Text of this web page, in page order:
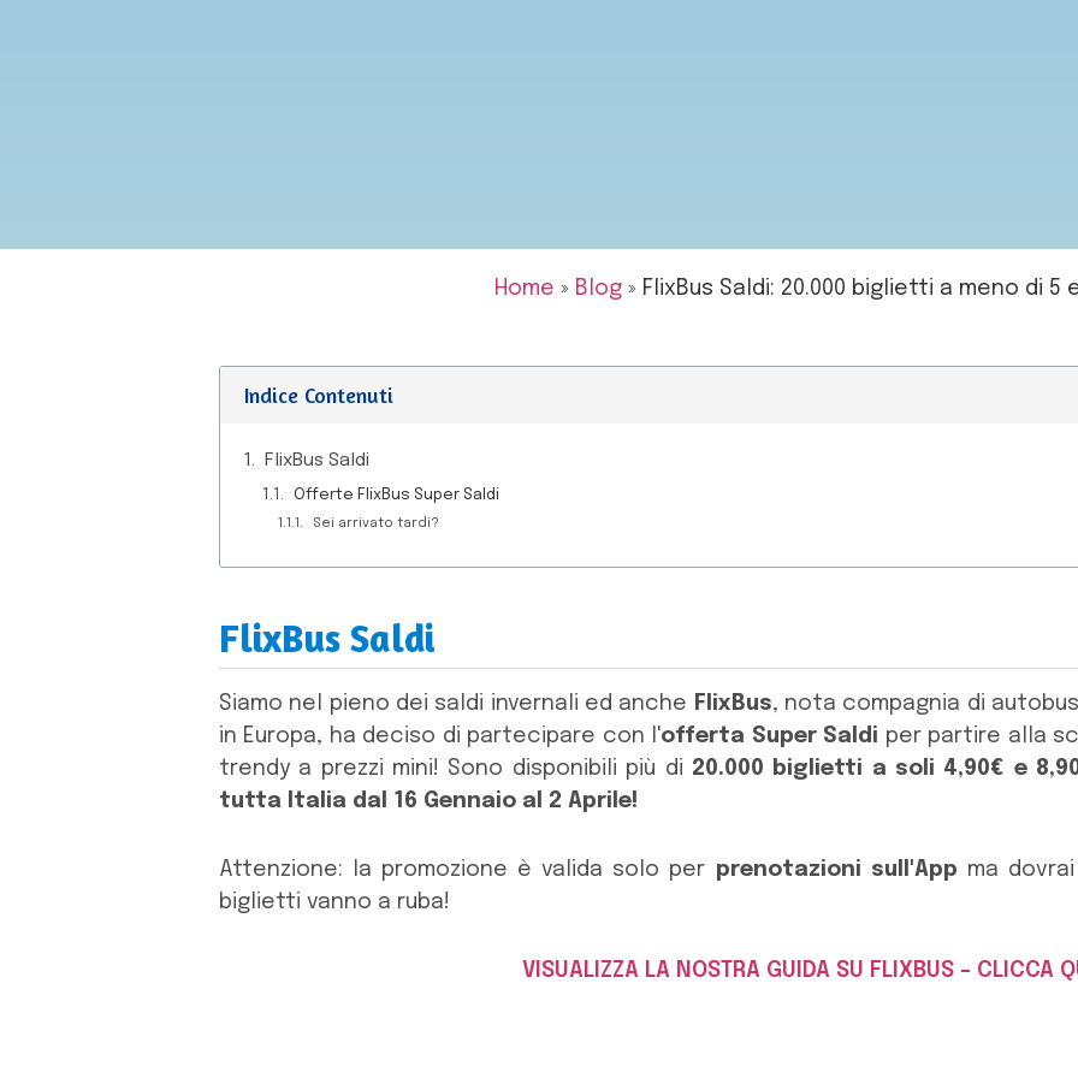
Home » Blog » FlixBus Saldi: 20.000 biglietti a meno di 5
Indice Contenuti
FlixBus Saldi
Offerte FlixBus Super Saldi
Sei arrivato tardi?
FlixBus Saldi
Siamo nel pieno dei saldi invernali ed anche FlixBus, nota compagnia di
in Europa, ha deciso di partecipare con l'offerta Super Saldi per partire alla
trendy a prezzi mini! Sono disponibili più di 20.000 biglietti a soli 4,90€ e
tutta Italia dal 16 Gennaio al 2 Aprile!
Attenzione: la promozione è valida solo per prenotazioni sull'App ma
biglietti vanno a ruba!
VISUALIZZA LA NOSTRA GUIDA SU FLIXBUS – CLICCA